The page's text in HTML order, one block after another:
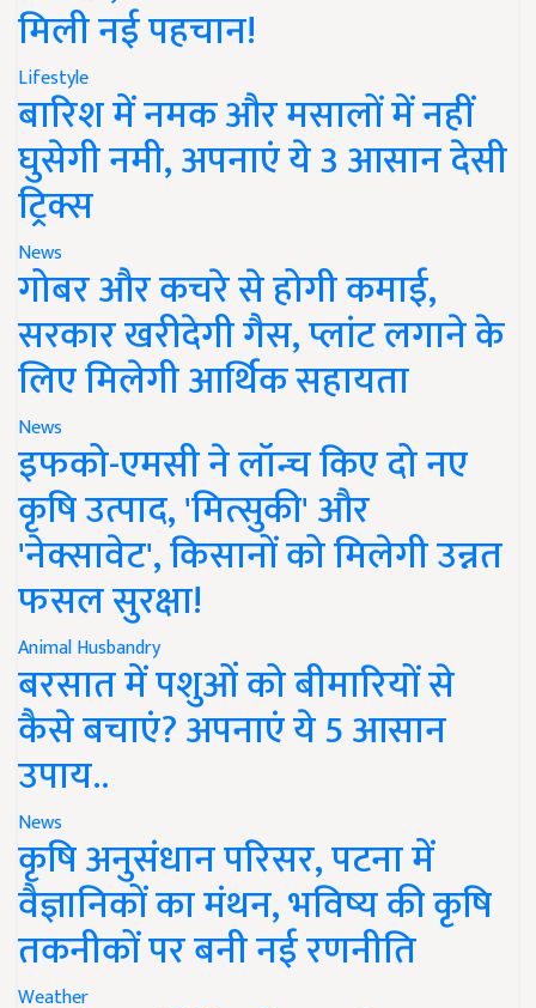
मिली नई पहचान!
Lifestyle
बारिश में नमक और मसालों में नहीं
घुसेगी नमी, अपनाएं ये 3 आसान देसी
ट्रिक्स
News
गोबर और कचरे से होगी कमाई,
सरकार खरीदेगी गैस, प्लांट लगाने के
लिए मिलेगी आर्थिक सहायता
News
इफको-एमसी ने लॉन्च किए दो नए
कृषि उत्पाद, 'मित्सुकी' और
'नेक्सावेट', किसानों को मिलेगी उन्नत
फसल सुरक्षा!
Animal Husbandry
बरसात में पशुओं को बीमारियों से
कैसे बचाएं? अपनाएं ये 5 आसान
उपाय..
News
कृषि अनुसंधान परिसर, पटना में
वैज्ञानिकों का मंथन, भविष्य की कृषि
तकनीकों पर बनी नई रणनीति
Weather